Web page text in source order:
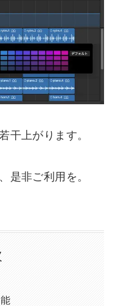
干上がります。
是非ご利用を。